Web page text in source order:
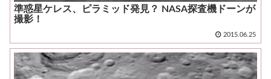
準惑星ケレス、ピラミッド発見？ NASA探査機ドーンが
撮影！
2015.06.25